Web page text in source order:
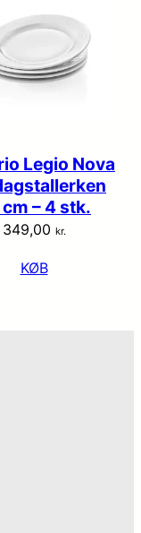
Legio Nova
– 4 stk.
349,00 kr.
KØB